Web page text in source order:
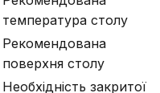
температура столу
Рекомендована
поверхня столу
Необхідність закритої